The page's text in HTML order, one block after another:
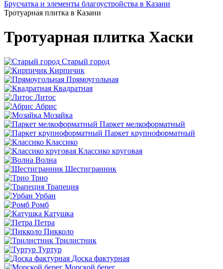
Брусчатка и элементы благоустройства в Казани
Тротуарная плитка в Казани
Тротуарная плитка Хаски
Старый город
Кирпичик
Прямоугольная
Квадратная
Литос
Абрис
Мозайка
Паркет мелкоформатный
Паркет крупноформатный
Классико
Классико круговая
Волна
Шестигранник
Трио
Трапеция
Урбан
Ромб
Катушка
Петра
Пикколо
Трилистник
Туртур
Доска фактурная
Морской берег